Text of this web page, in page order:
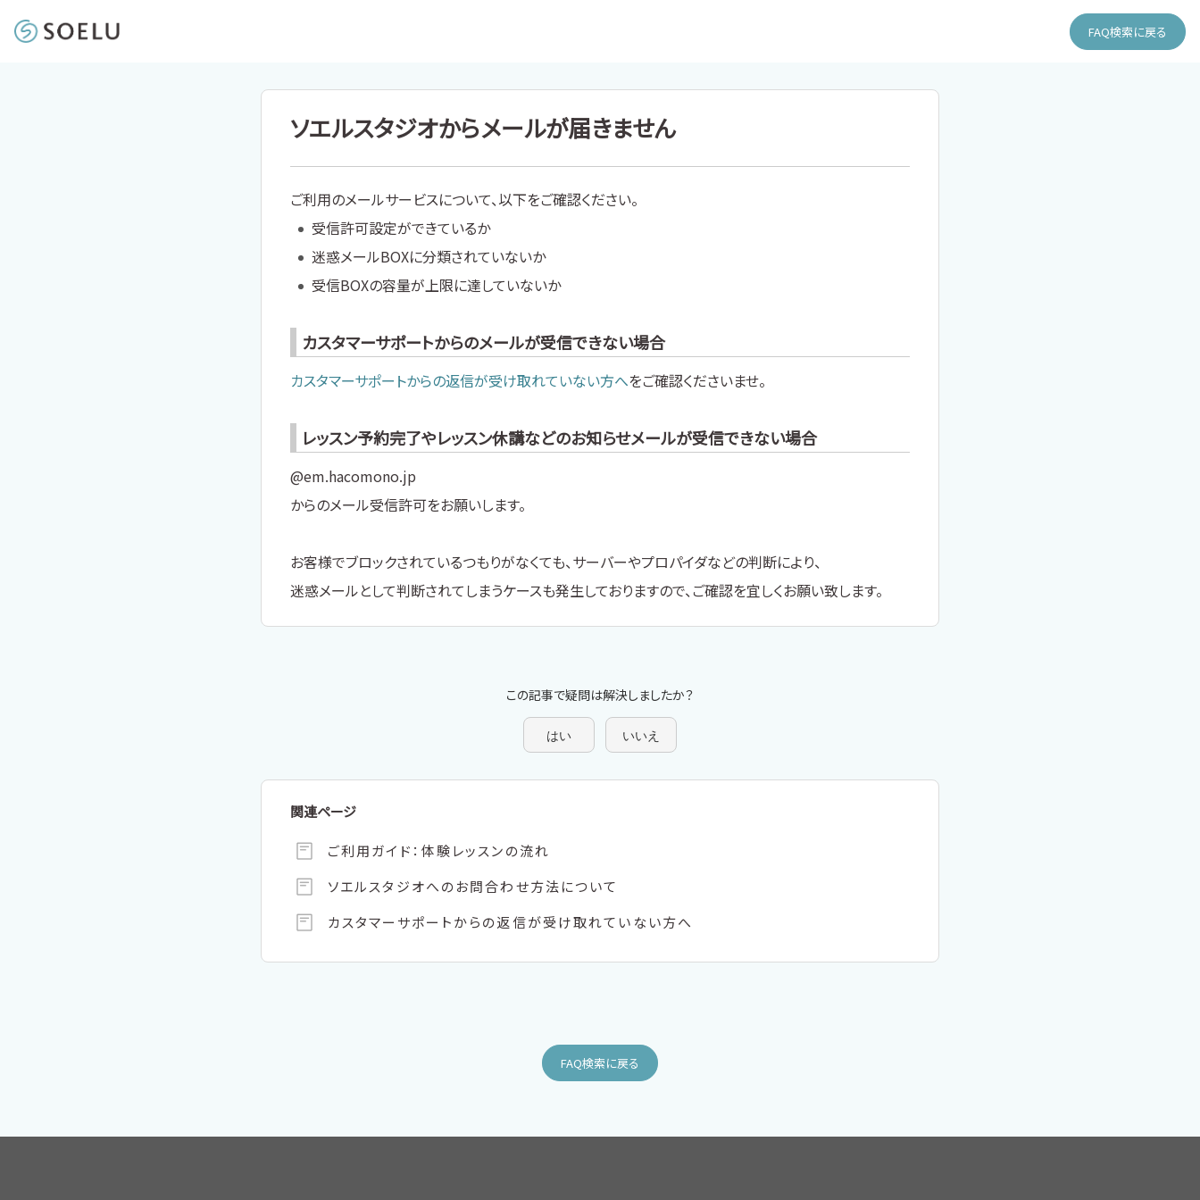
FAQ検索に戻る
ソエルスタジオからメールが届きません
ご利用のメールサービスについて、以下をご確認ください。
受信許可設定ができているか
迷惑メールBOXに分類されていないか
受信BOXの容量が上限に達していないか
カスタマーサポートからのメールが受信できない場合
カスタマーサポートからの返信が受け取れていない方へをご確認くださいませ。
レッスン予約完了やレッスン休講などのお知らせメールが受信できない場合
@em.hacomono.jp
からのメール受信許可をお願いします。
お客様でブロックされているつもりがなくても、サーバーやプロパイダなどの判断により、
迷惑メールとして判断されてしまうケースも発生しておりますので、ご確認を宜しくお願い致します。
この記事で疑問は解決しましたか？
はい いいえ
関連ページ
ご利用ガイド：体験レッスンの流れ
ソエルスタジオへのお問合わせ方法について
カスタマーサポートからの返信が受け取れていない方へ
FAQ検索に戻る